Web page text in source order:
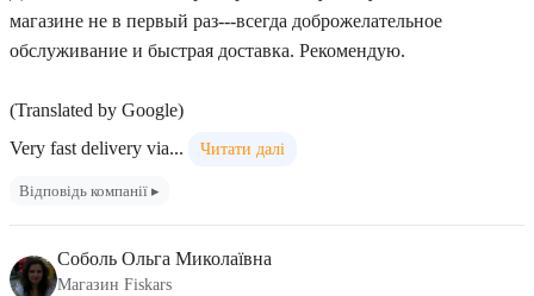
магазине не в первый раз---всегда доброжелательное
обслуживание и быстрая доставка. Рекомендую.
(Translated by Google)
Very fast delivery via...
Читати далі
Відповідь компанії ▸
Соболь Ольга Миколаївна
Магазин Fiskars